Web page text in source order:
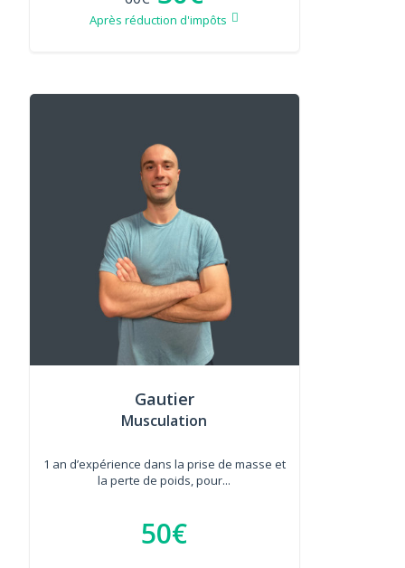
Après réduction d'impôts
Gautier
Musculation
1 an d’expérience dans la prise de masse et
la perte de poids, pour...
50€